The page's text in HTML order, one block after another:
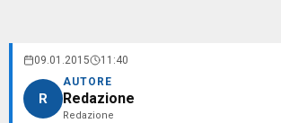
09.01.2015 11:40
R
AUTORE
Redazione
Redazione